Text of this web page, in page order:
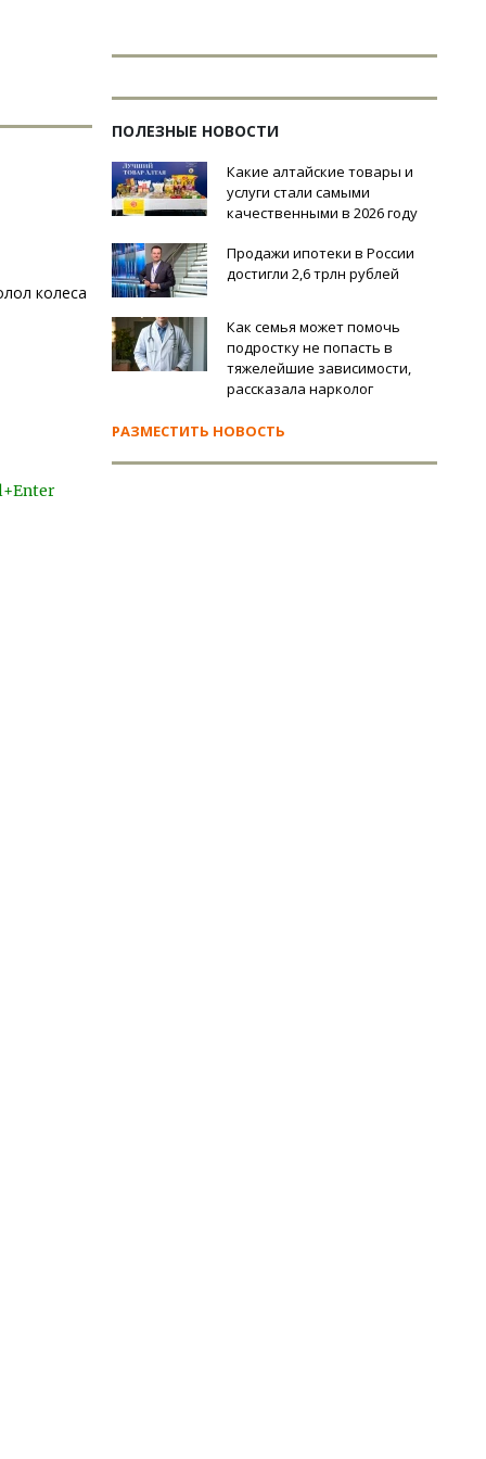
колеса
ПОЛЕЗНЫЕ НОВОСТИ
Какие алтайские товары и
услуги стали самыми
качественными в 2026 году
Продажи ипотеки в России
достигли 2,6 трлн рублей
Как семья может помочь
подростку не попасть в
тяжелейшие зависимости,
рассказала нарколог
РАЗМЕСТИТЬ НОВОСТЬ